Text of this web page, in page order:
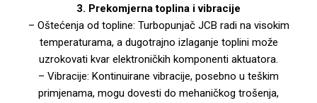
3. Prekomjerna toplina i vibracije
– Oštećenja od topline: Turbopunjač JCB radi na visokim
temperaturama, a dugotrajno izlaganje toplini može
uzrokovati kvar elektroničkih komponenti aktuatora.
– Vibracije: Kontinuirane vibracije, posebno u teškim
primjenama, mogu dovesti do mehaničkog trošenja,